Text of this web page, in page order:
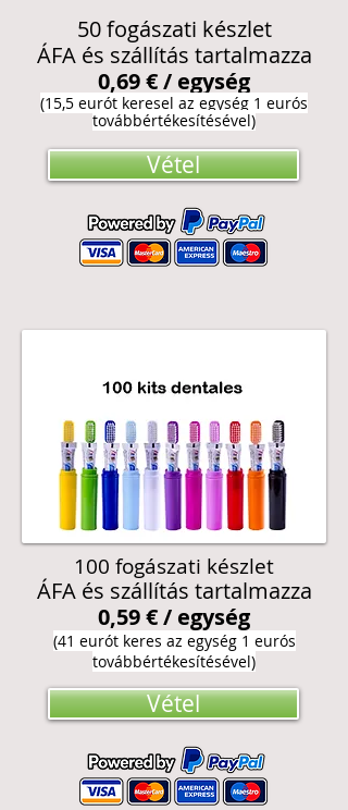
50 fogászati készlet
ÁFA és szállítás tartalmazza
0,69 € / egység
(15,5 eurót keresel az egység 1 eurós
továbbértékesítésével)
Vétel
100 fogászati készlet
ÁFA és szállítás tartalmazza
0,59 € / egység
(41 eurót keres az egység 1 eurós
továbbértékesítésével)
Vétel